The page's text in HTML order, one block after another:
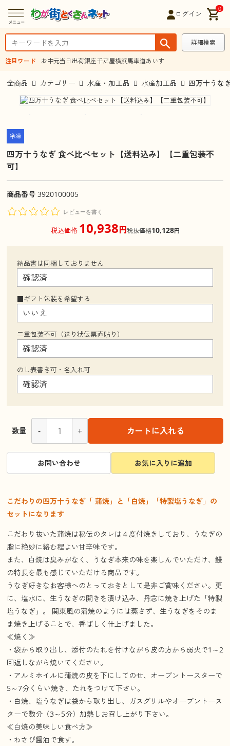
ログイン
0
詳細検索
注目ワード お中元当日出荷銀座千疋屋横浜馬車道あいす
全商品 カテゴリー 水産・加工品 水産加工品 四万十うな
冷凍
四万十うなぎ 食べ比べセット【送料込み】【二重包装不
可】
商品番号 3920100005
レビューを書く
税込価格 10,938円税抜価格10,128円
納品書は同梱しておりません
■ギフト包装を希望する
二重包装不可（送り状伝票直貼り）
のし表書き可・名入れ可
数量 - + カートに入れる
お問い合わせ お気に入りに追加
こだわりの四万十うなぎ「 蒲焼」と「白焼」「特製塩うなぎ」の
セットになります
こだわり抜いた蒲焼は秘伝のタレは４度付焼きしており、うなぎの
脂に絶妙に絡む程よい甘辛味です。
また、白焼は臭みがなく、うなぎ本来の味を楽しんでいただけ、鰻
の特長を最も感じていただける商品です。
うなぎ好きなお客様へのとっておきとして是非ご賞味ください。更
に、塩水に、生うなぎの開きを漬け込み、丹念に焼き上げた「特製
塩うなぎ」。 関東風の蒲焼のようには蒸さず、生うなぎをそのま
ま焼き上げることで、香ばしく仕上げました。
≪焼く≫
・袋から取り出し、添付のたれを付けながら皮の方から弱火で1～2
回返しながら焼いてください。
・アルミホイルに蒲焼の皮を下にしてのせ、オーブントースターで
5～7分くらい焼き、たれをつけて下さい。
・白焼、塩うなぎは袋から取り出し、ガスグリルやオーブントース
ターで数分（3～5分）加熱しお召し上がり下さい。
≪白焼の美味しい食べ方≫
・わさび醤油で食す。